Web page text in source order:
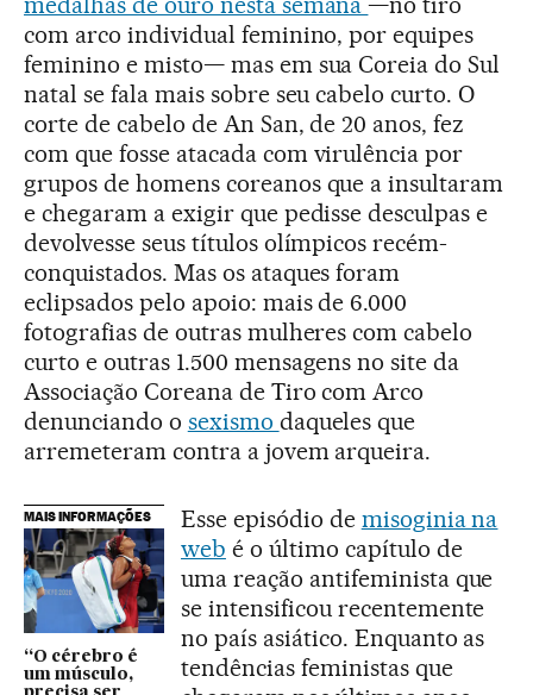
com arco individual feminino, por equipes
feminino e misto— mas em sua Coreia do Sul
natal se fala mais sobre seu cabelo curto. O
corte de cabelo de An San, de 20 anos, fez
com que fosse atacada com virulência por
grupos de homens coreanos que a insultaram
e chegaram a exigir que pedisse desculpas e
devolvesse seus títulos olímpicos recém-
conquistados. Mas os ataques foram
eclipsados pelo apoio: mais de 6.000
fotografias de outras mulheres com cabelo
curto e outras 1.500 mensagens no site da
Associação Coreana de Tiro com Arco
denunciando o sexismo daqueles que
arremeteram contra a jovem arqueira.
MAIS INFORMAÇÕES
“O cérebro é
um músculo,
Esse episódio de misoginia na
web é o último capítulo de
uma reação antifeminista que
se intensificou recentemente
no país asiático. Enquanto as
tendências feministas que